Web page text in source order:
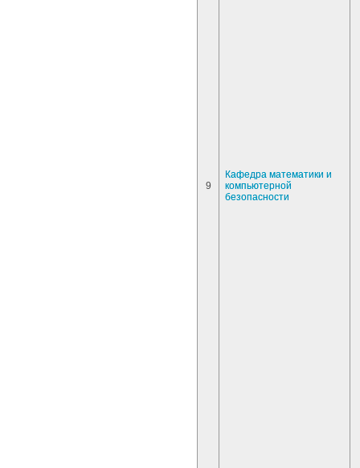
9
Кафедра математики и
компьютерной
безопасности